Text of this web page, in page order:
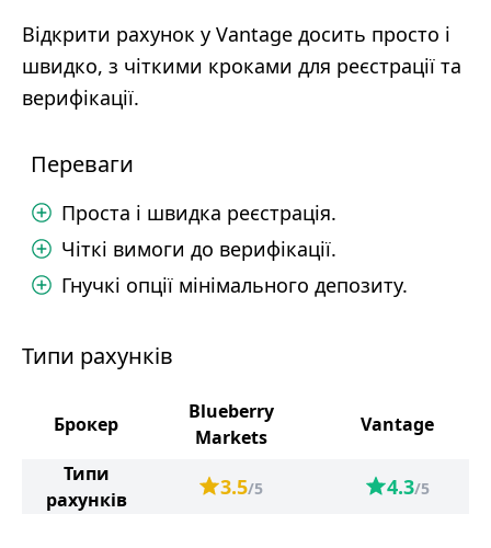
Відкрити рахунок у Vantage досить просто і
швидко, з чіткими кроками для реєстрації та
верифікації.
Переваги
Проста і швидка реєстрація.
Чіткі вимоги до верифікації.
Гнучкі опції мінімального депозиту.
Типи рахунків
Брокер
Blueberry
Markets
Vantage
Типи
рахунків
3.5/5 4.3/5